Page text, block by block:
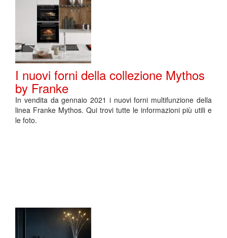
I nuovi forni della collezione Mythos
by Franke
In vendita da gennaio 2021 i nuovi forni multifunzione della
linea Franke Mythos. Qui trovi tutte le informazioni più utili e
le foto.